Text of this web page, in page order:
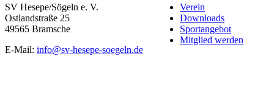
SV Hesepe/Sögeln e. V.
Ostlandstraße 25
49565 Bramsche
E-Mail:info@sv-hesepe-soegeln.de
Verein
Downloads
Sportangebot
Mitglied werden